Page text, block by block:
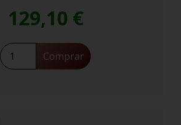
129,10 €
Granite
Syrah
Comprar